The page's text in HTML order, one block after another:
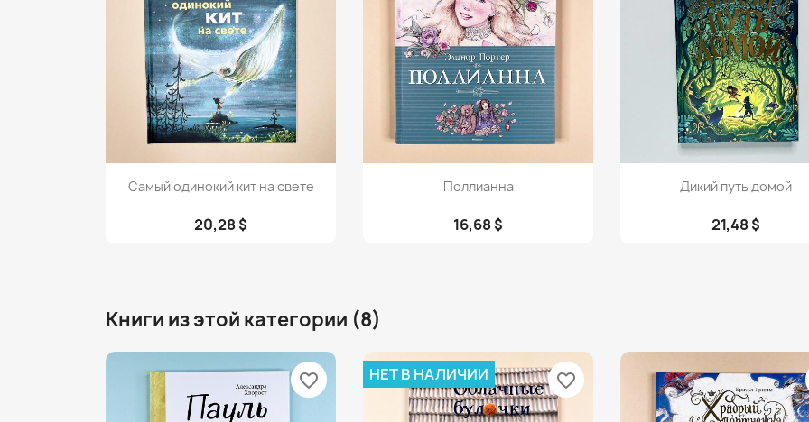
Просмотр
Самый одинокий кит на свете
20,28 $
Просмотр
Поллианна
16,68 $
Просмотр
Дикий путь домой
21,48 $
Книги из этой категории (8)
favorite_border НЕТ В НАЛИЧИИ favorite_border